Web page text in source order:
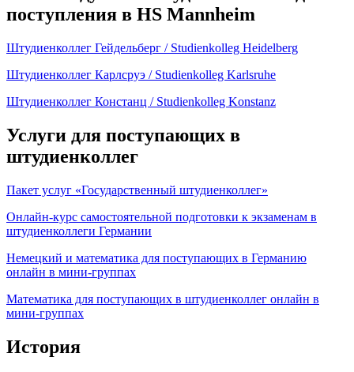
поступления в HS Mannheim
Штудиенколлег Гейдельберг / Studienkolleg Heidelberg
Штудиенколлег Карлсруэ / Studienkolleg Karlsruhe
Штудиенколлег Констанц / Studienkolleg Konstanz
Услуги для поступающих в
штудиенколлег
Пакет услуг «Государственный штудиенколлег»
Онлайн-курс самостоятельной подготовки к экзаменам в
штудиенколлеги Германии
Немецкий и математика для поступающих в Германию
онлайн в мини-группах
Математика для поступающих в штудиенколлег онлайн в
мини-группах
История